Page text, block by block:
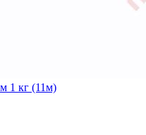
1 кг (11м)